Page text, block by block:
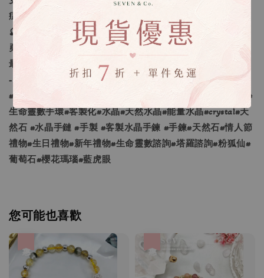
症狀。
🔮藍虎眼：又稱鷹眼石，對應喉輪，加快事物的形成，激發
勇氣，加快願望達成。助促進細胞新陳代謝，被印度人視為
最尊貴象徵的聖石。
-
#mscrystalvintage#moritasharonjp#生命靈數#生命靈數手鍊#
生命靈數手環#客製化#水晶#天然水晶#能量水晶#crystal#天
然石 #水晶手鏈 #手製 #客製水晶手鍊 #手鍊#天然石#情人節
禮物#生日禮物#新年禮物#生命靈數諮詢#塔羅諮詢#粉狐仙#
葡萄石#櫻花瑪瑙#藍虎眼
您可能也喜歡